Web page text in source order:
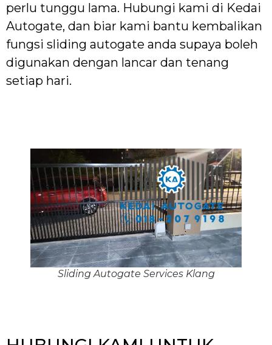
perlu tunggu lama. Hubungi kami di Kedai
Autogate, dan biar kami bantu kembalikan
fungsi sliding autogate anda supaya boleh
digunakan dengan lancar dan tenang
setiap hari.
Sliding Autogate Services Klang